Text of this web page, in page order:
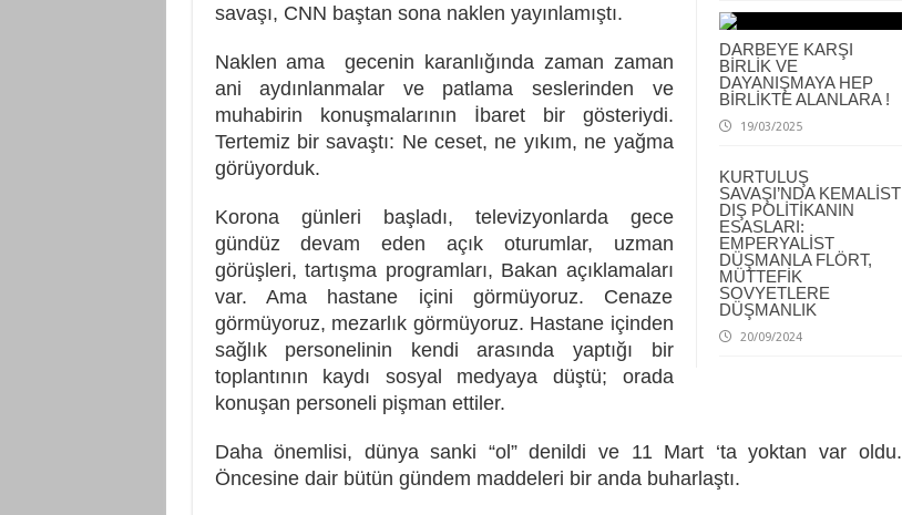
DARBEYE KARŞI
BİRLİK VE
DAYANIŞMAYA HEP
BİRLİKTE ALANLARA !
19/03/2025
KURTULUŞ
SAVAŞI’NDA KEMALİST
DIŞ POLİTİKANIN
ESASLARI:
EMPERYALİST
DÜŞMANLA FLÖRT,
MÜTTEFİK
SOVYETLERE
DÜŞMANLIK
20/09/2024
savaşı, CNN baştan sona naklen yayınlamıştı.
Naklen ama gecenin karanlığında zaman zaman
ani aydınlanmalar ve patlama seslerinden ve
muhabirin konuşmalarının İbaret bir gösteriydi.
Tertemiz bir savaştı: Ne ceset, ne yıkım, ne yağma
görüyorduk.
Korona günleri başladı, televizyonlarda gece
gündüz devam eden açık oturumlar, uzman
görüşleri, tartışma programları, Bakan açıklamaları
var. Ama hastane içini görmüyoruz. Cenaze
görmüyoruz, mezarlık görmüyoruz. Hastane içinden
sağlık personelinin kendi arasında yaptığı bir
toplantının kaydı sosyal medyaya düştü; orada
konuşan personeli pişman ettiler.
Daha önemlisi, dünya sanki “ol” denildi ve 11 Mart ‘ta yoktan var oldu.
Öncesine dair bütün gündem maddeleri bir anda buharlaştı.